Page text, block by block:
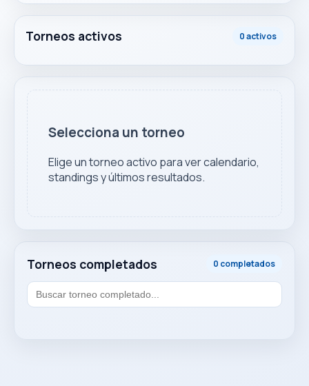
Torneos activos 0 activos
Torneos completados 0 completados
Selecciona un torneo
Elige un torneo activo para ver calendario,
standings y últimos resultados.